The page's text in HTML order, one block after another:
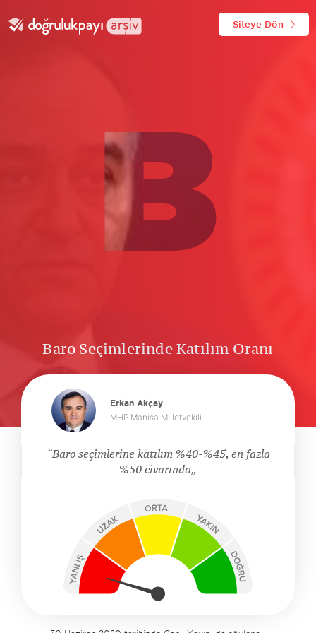
Siteye Dön
B
Baro Seçimlerinde Katılım Oranı
Erkan Akçay
MHP Manisa Milletvekili
Baro seçimlerine katılım %40-%45, en fazla
%50 civarında